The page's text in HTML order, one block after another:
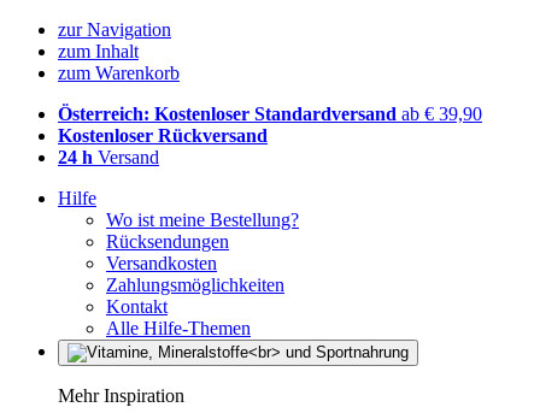
zur Navigation
zum Inhalt
zum Warenkorb
Österreich: Kostenloser Standardversand ab € 39,90
Kostenloser Rückversand
24 h Versand
Hilfe
Wo ist meine Bestellung?
Rücksendungen
Versandkosten
Zahlungsmöglichkeiten
Kontakt
Alle Hilfe-Themen
Mehr Inspiration